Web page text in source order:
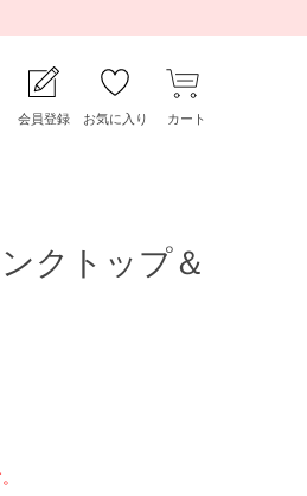
会員登録 お気に入り カート
クトップ＆